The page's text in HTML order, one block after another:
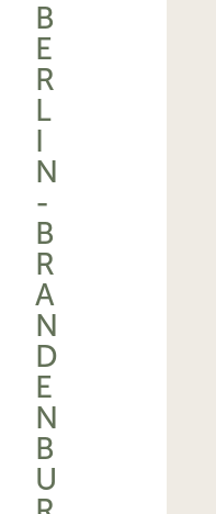
B
E
R
L
I
N
-
B
R
A
N
D
E
N
B
U